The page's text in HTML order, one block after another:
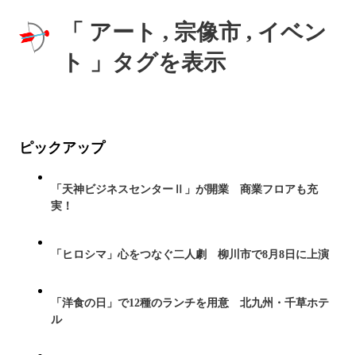
「 アート , 宗像市 , イベン
ト 」タグを表示
ピックアップ
「天神ビジネスセンターⅡ」が開業 商業フロアも充
実！
「ヒロシマ」心をつなぐ二人劇 柳川市で8月8日に上演
「洋食の日」で12種のランチを用意 北九州・千草ホテ
ル